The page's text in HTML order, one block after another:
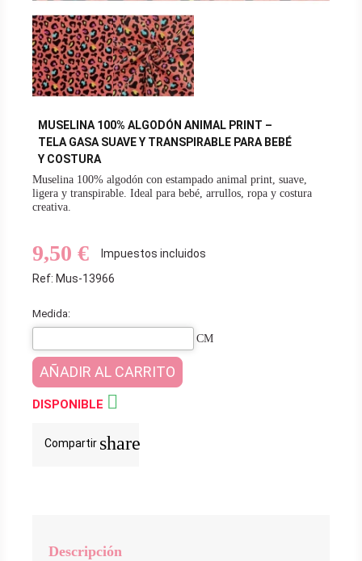
MUSELINA 100% ALGODÓN ANIMAL PRINT –
TELA GASA SUAVE Y TRANSPIRABLE PARA BEBÉ
Y COSTURA
Muselina 100% algodón con estampado animal print, suave,
ligera y transpirable. Ideal para bebé, arrullos, ropa y costura
creativa.
9,50 €
Impuestos incluidos
Ref: Mus-13966
Medida:
CM
AÑADIR AL CARRITO
DISPONIBLE 
Compartir share
Descripción